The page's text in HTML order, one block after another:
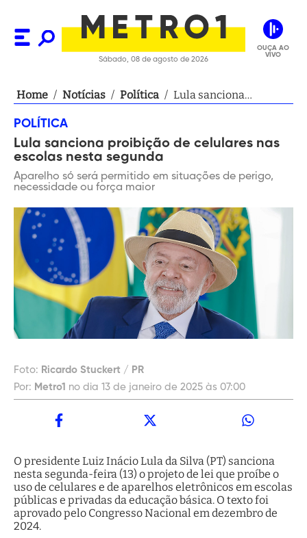
Sábado, 08 de agosto de 2026
OUÇA AO
VIVO
Home / Notícias / Política / Lula sanciona
segunda
POLÍTICA
Lula sanciona proibição de celulares nas
escolas nesta segunda
Aparelho só será permitido em situações de perigo,
necessidade ou força maior
Foto: Ricardo Stuckert / PR
Por: Metro1 no dia 13 de janeiro de 2025 às 07:00
O presidente Luiz Inácio Lula da Silva (PT) sanciona
nesta segunda-feira (13) o projeto de lei que proíbe o
uso de celulares e de aparelhos eletrônicos em escolas
públicas e privadas da educação básica. O texto foi
aprovado pelo Congresso Nacional em dezembro de
2024.